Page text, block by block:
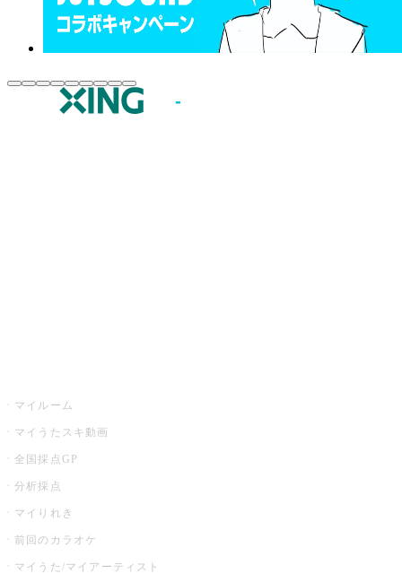
マイルーム
マイうたスキ動画
全国採点GP
分析採点
マイりれき
前回のカラオケ
マイうた/マイアーティスト